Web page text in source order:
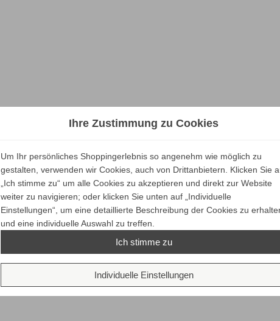
Ihre Zustimmung zu Cookies
Um Ihr persönliches Shoppingerlebnis so angenehm wie möglich zu
gestalten, verwenden wir Cookies, auch von Drittanbietern. Klicken Sie
„Ich stimme zu“ um alle Cookies zu akzeptieren und direkt zur Website
weiter zu navigieren; oder klicken Sie unten auf „Individuelle
Einstellungen“, um eine detaillierte Beschreibung der Cookies zu
und eine individuelle Auswahl zu treffen.
Ich stimme zu
Individuelle Einstellungen